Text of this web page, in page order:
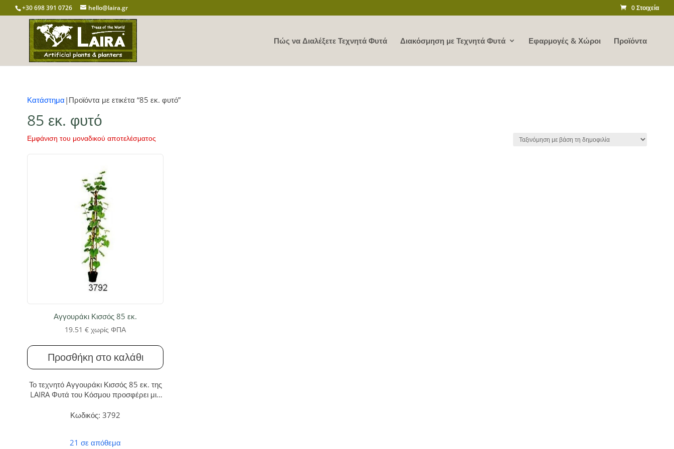
+30 698 391 0726 hello@laira.gr 0 Στοιχεία
Πώς να Διαλέξετε Τεχνητά Φυτά Διακόσμηση με Τεχνητά Φυτά Εφαρμογές & Χώροι Προϊόντα
Κατάστημα |Προϊόντα με ετικέτα “85 εκ. φυτό”
85 εκ. φυτό
Εμφάνιση του μοναδικού αποτελέσματος
Αγγουράκι Κισσός 85 εκ.
19.51€ χωρίς ΦΠΑ
Προσθήκη στο καλάθι
Το τεχνητό Αγγουράκι Κισσός 85 εκ. της
LAIRA Φυτά του Κόσμου προσφέρει μια
στον χώρο σας. Απολαύστε την
ανθεκτικότητα. Shhh…., είναι ψεύτικα!!!
Κωδικός: 3792
21 σε απόθεμα